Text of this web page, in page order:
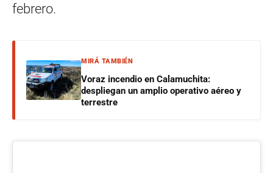
febrero.
MIRÁ TAMBIÉN
Voraz incendio en Calamuchita:
despliegan un amplio operativo aéreo y
terrestre